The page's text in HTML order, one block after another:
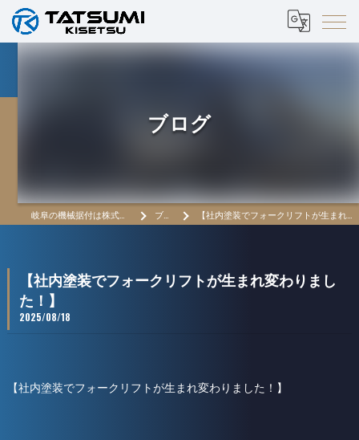
ブログ
岐阜の機械据付は株式会社辰巳機設 ブログ 【社内塗装でフォークリフトが生まれ変わりました！】
【社内塗装でフォークリフトが生まれ変わりまし
た！】
2025/08/18
【社内塗装でフォークリフトが生まれ変わりました！】